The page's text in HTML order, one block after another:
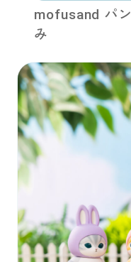
mofusand パ
み